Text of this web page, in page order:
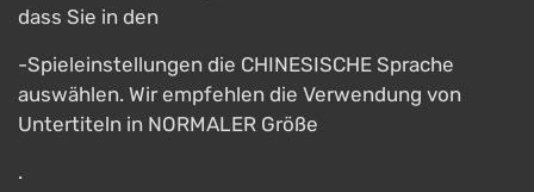
dass Sie in den
-Spieleinstellungen die CHINESISCHE Sprache
auswählen. Wir empfehlen die Verwendung von
Untertiteln in NORMALER Größe
.